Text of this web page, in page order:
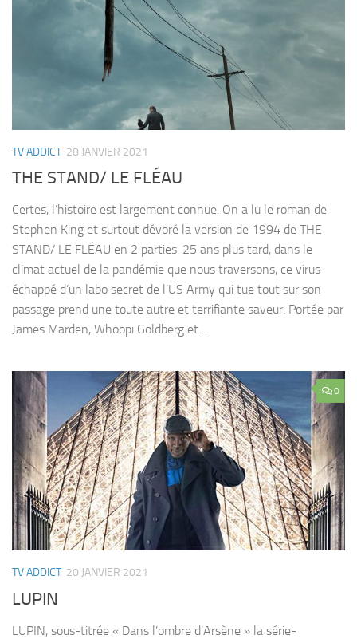
TV ADDICT 28 JANVIER 2021
THE STAND/ LE FLÉAU
Certes, l’histoire est largement connue. On a lu le roman de
Stephen King et surtout dévoré la version de 1994 de THE
STAND/ LE FLÉAU en 2 parties. 25 ans plus tard, dans le
climat actuel de la pandémie que nous traversons, ce virus
échappé d’un labo secret de l’US Army qui tue tout sur son
passage prend une toute autre et terrifiante saveur. Portée par
James Marden, Whoopi Goldberg et...
0
TV ADDICT 20 JANVIER 2021
LUPIN
LUPIN, sous-titrée « Dans l’ombre d’Arsène » la série-